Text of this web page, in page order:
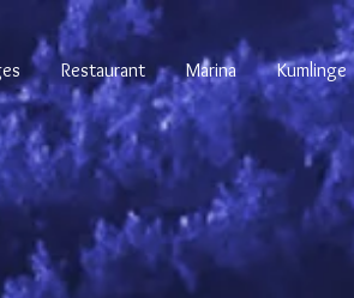
Restaurant Marina Kumlinge